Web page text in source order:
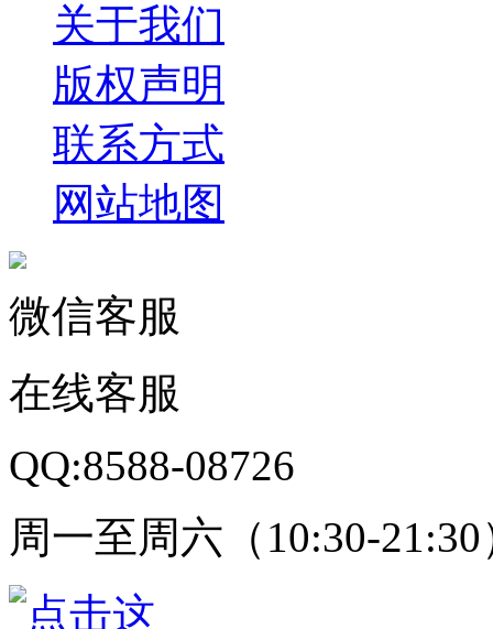
关于我们
版权声明
联系方式
网站地图
微信客服
在线客服
QQ:8588-08726
周一至周六（10:30-21:30